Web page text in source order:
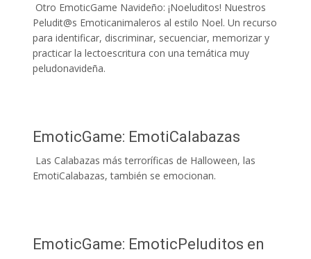
Otro EmoticGame Navideño: ¡Noeluditos! Nuestros
Peludit@s Emoticanimaleros al estilo Noel. Un recurso
para identificar, discriminar, secuenciar, memorizar y
practicar la lectoescritura con una temática muy
peludonavideña.
EmoticGame: EmotiCalabazas
Las Calabazas más terroríficas de Halloween, las
EmotiCalabazas, también se emocionan.
EmoticGame: EmoticPeluditos en